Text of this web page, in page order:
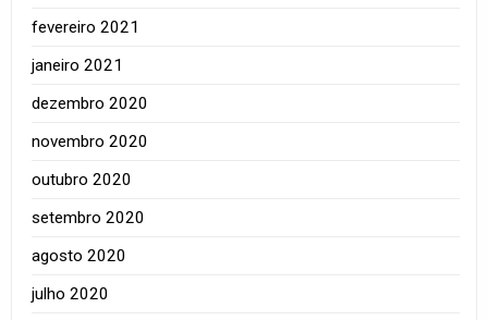
fevereiro 2021
janeiro 2021
dezembro 2020
novembro 2020
outubro 2020
setembro 2020
agosto 2020
julho 2020